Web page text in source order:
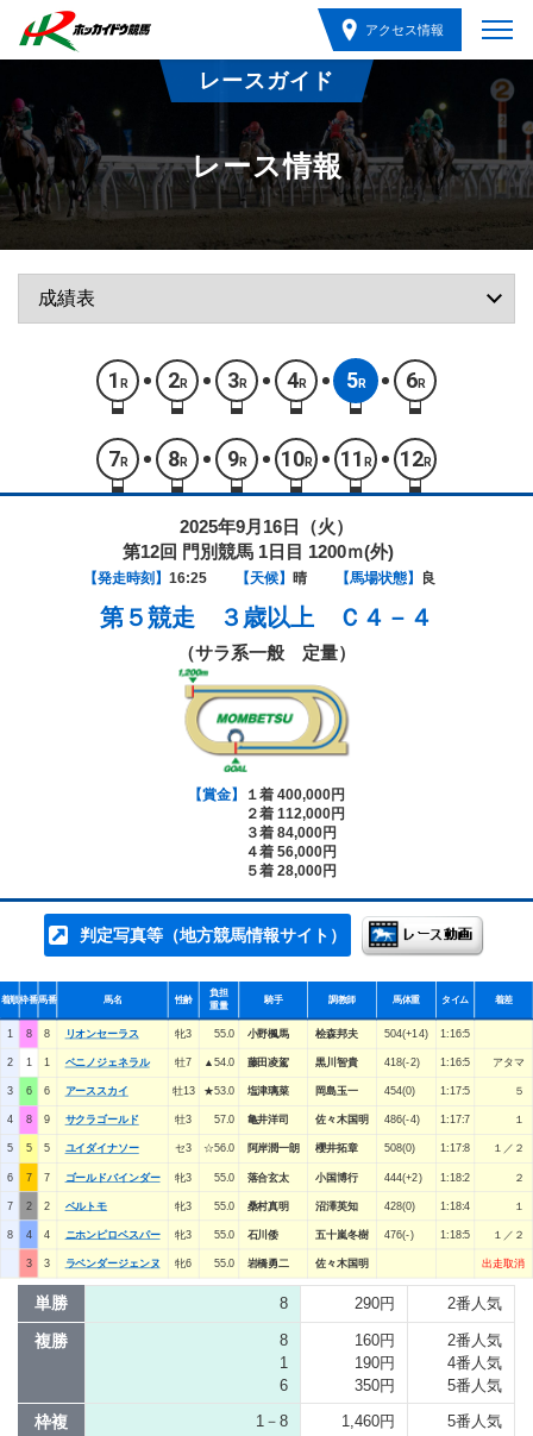
アクセス情報
レースガイド
レース情報
1 R 2R 3R 4R 5R 6R
7 R 8R 9R 10R 11 R 12R
2025年9月16日（火）
第12回 門別競馬 1日目 1200ｍ(外)
【発走時刻】 16:25 【天候】 晴 【馬場状態】 良
第５競走 ３歳以上 Ｃ４－４
（サラ系一般 定量）
【賞金】
１着 400,000円
２着 112,000円
３着 84,000円
４着 56,000円
５着 28,000円
判定写真等（地方競馬情報サイト）
着順枠番馬番 馬名 性齢
負担
重量
騎手 調教師 馬体重 タイム 着差
1 8 8 リオンセーラス 牝3 55.0 小野楓馬 桧森邦夫 504(+14) 1:16:5
2 1 1 ベニノジェネラル 牡7 ▲54.0 藤田凌駕 黒川智貴 418(-2) 1:16:5 アタマ
3 6 6 アーススカイ 牡13 ★53.0 塩津璃菜 岡島玉一 454(0) 1:17:5 ５
4 8 9 サクラゴールド 牡3 57.0 亀井洋司 佐々木国明 486(-4) 1:17:7 １
5 5 5 ユイダイナソー セ3 ☆56.0 阿岸潤一朗 櫻井拓章 508(0) 1:17:8 １／２
6 7 7 ゴールドバインダー 牝3 55.0 落合玄太 小国博行 444(+2) 1:18:2 ２
7 2 2 ベルトモ 牝3 55.0 桑村真明 沼澤英知 428(0) 1:18:4 １
8 4 4 ニホンピロベスパー 牝3 55.0 石川倭 五十嵐冬樹 476(-) 1:18:5 １／２
3 3 ラベンダージェンヌ 牝6 55.0 岩橋勇二 佐々木国明 出走取消
単勝 8 290円 2番人気
複勝
8
1
6
160円
190円
350円
2番人気
4番人気
5番人気
枠複 1－8 1,460円 5番人気